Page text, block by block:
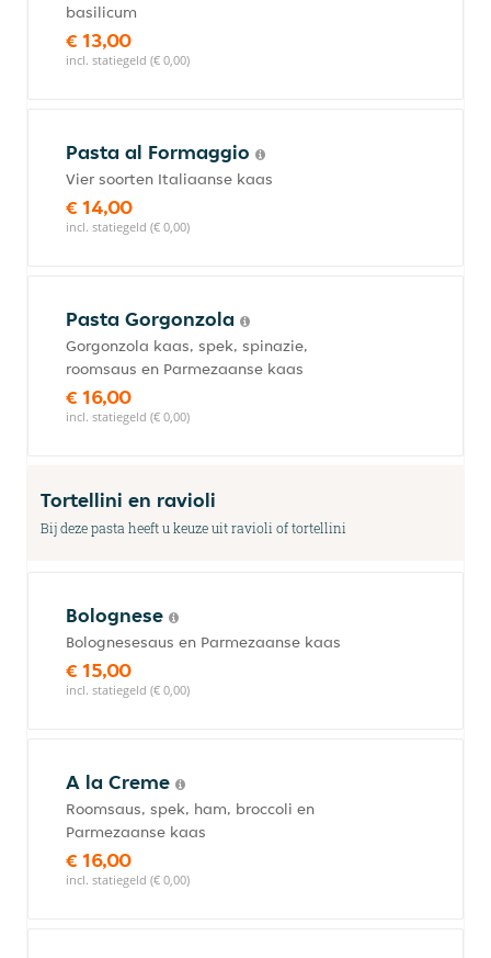
basilicum
€ 13,00
incl. statiegeld (€ 0,00)
Pasta al Formaggio
Vier soorten Italiaanse kaas
€ 14,00
incl. statiegeld (€ 0,00)
Pasta Gorgonzola
Gorgonzola kaas, spek, spinazie,
roomsaus en Parmezaanse kaas
€ 16,00
incl. statiegeld (€ 0,00)
Tortellini en ravioli
Bij deze pasta heeft u keuze uit ravioli of tortellini
Bolognese
Bolognesesaus en Parmezaanse kaas
€ 15,00
incl. statiegeld (€ 0,00)
A la Creme
Roomsaus, spek, ham, broccoli en
Parmezaanse kaas
€ 16,00
incl. statiegeld (€ 0,00)